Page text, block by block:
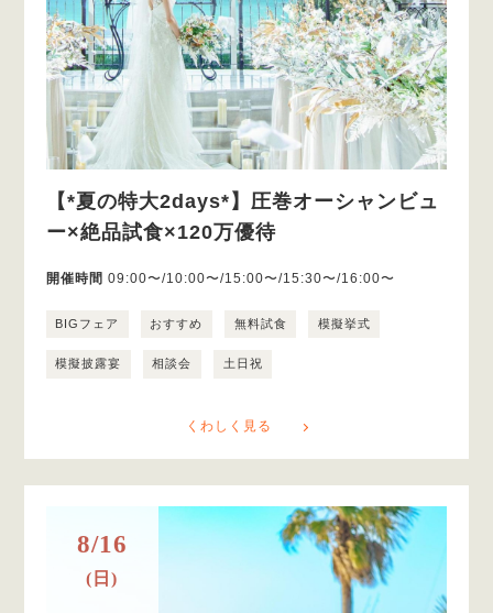
【*夏の特大2days*】圧巻オーシャンビュ
ー×絶品試食×120万優待
開催時間 09:00〜/10:00〜/15:00〜/15:30〜/16:00〜
BIGフェア おすすめ 無料試食 模擬挙式
模擬披露宴 相談会 土日祝
くわしく見る
8/16
(日)